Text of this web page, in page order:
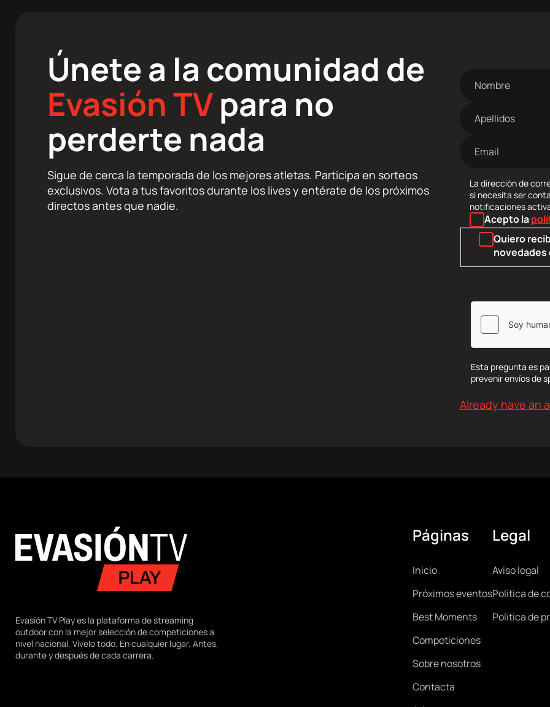
Únete a la comunidad de
Evasión TVpara no
perderte nada
Sigue de cerca la temporada de los mejores atletas. Participa en sorteos
exclusivos. Vota a tus favoritos durante los lives y entérate de los próximos
directos antes que nadie.
electrónico
La dirección de
si necesita ser
notificaciones
Acepto la
Quiero
novedades
Esta pregunta es
prevenir envíos de
Already have an
Evasión TV Play es la plataforma de streaming
outdoor con la mejor selección de competiciones a
nivel nacional. Vívelo todo. En cualquier lugar. Antes,
durante y después de cada carrera.
Páginas
Main
navigation
Inicio
Próximos eventos
Best Moments
Competiciones
Sobre nosotros
Contacta
Legal
Aviso legal
Política de
Política de